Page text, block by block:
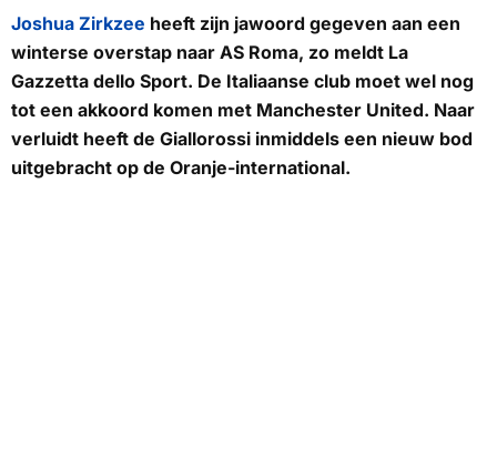
Joshua Zirkzee heeft zijn jawoord gegeven aan een
winterse overstap naar AS Roma, zo meldt La
Gazzetta dello Sport. De Italiaanse club moet wel nog
tot een akkoord komen met Manchester United. Naar
verluidt heeft de Giallorossi inmiddels een nieuw bod
uitgebracht op de Oranje-international.